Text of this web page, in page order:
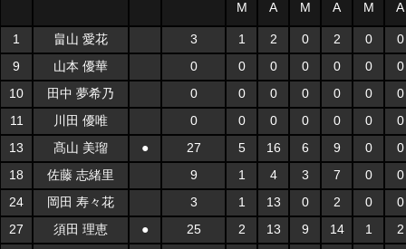
M A M A M A
1 畠山 愛花 3 1 2 0 2 0
0
9
山本 優華 0 0 0 0 0 0
0
10
田中 夢希乃 0 0 0 0 0 0
0
11
川田 優唯 0 0 0 0 0 0
0
13
髙山 美瑠 ● 27 5 16 6 9 0
0
18
佐藤 志緒里 9 1 4 3 7 0
0
24
岡田 寿々花 3 1 13 0 2 0
0
27
須田 理恵 ● 25 2 13 9 14 1
2